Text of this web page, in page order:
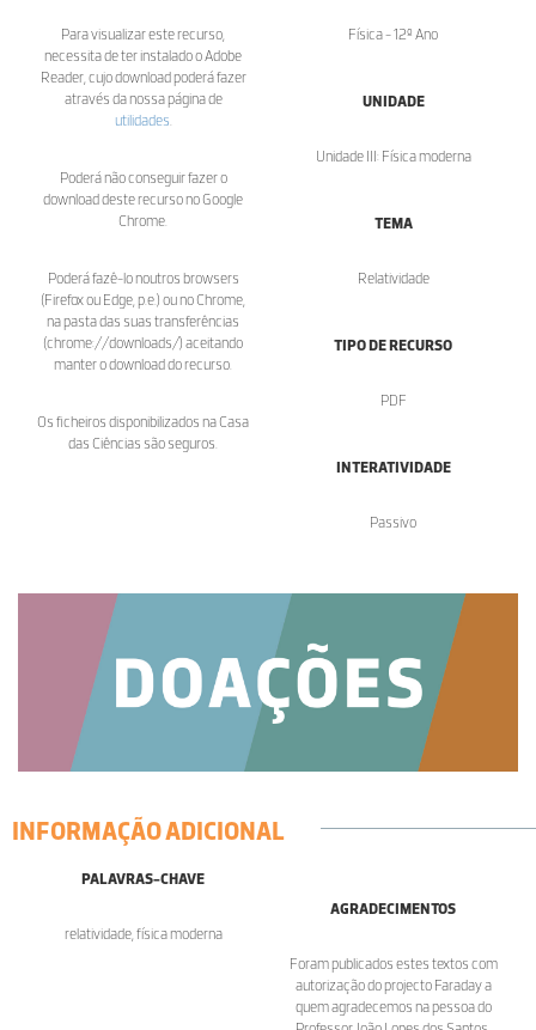
Para visualizar este recurso,
necessita de ter instalado o Adobe
Reader, cujo download poderá fazer
através da nossa página de
utilidades.
Poderá não conseguir fazer o
download deste recurso no Google
Chrome.
Poderá fazê-lo noutros browsers
(Firefox ou Edge, p.e.) ou no Chrome,
na pasta das suas transferências
(chrome://downloads/) aceitando
manter o download do recurso.
Os ficheiros disponibilizados na Casa
das Ciências são seguros.
Física - 12º Ano
UNIDADE
Unidade III: Física moderna
TEMA
Relatividade
TIPO DE RECURSO
PDF
INTERATIVIDADE
Passivo
INFORMAÇÃO ADICIONAL
PALAVRAS-CHAVE
relatividade, física moderna
AGRADECIMENTOS
Foram publicados estes textos com
autorização do projecto Faraday a
quem agradecemos na pessoa do